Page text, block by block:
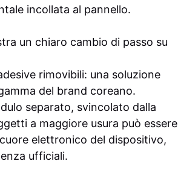
incollata al pannello.
un chiaro cambio di passo su
rimovibili: una soluzione
del brand coreano.
separato, svincolato dalla
a maggiore usura può essere
elettronico del dispositivo,
ufficiali.